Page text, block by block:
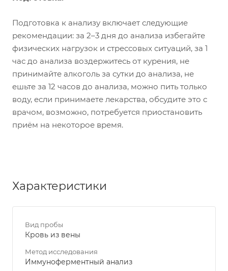
Подготовка к анализу включает следующие
рекомендации: за 2–3 дня до анализа избегайте
физических нагрузок и стрессовых ситуаций, за 1
час до анализа воздержитесь от курения, не
принимайте алкоголь за сутки до анализа, не
ешьте за 12 часов до анализа, можно пить только
воду, если принимаете лекарства, обсудите это с
врачом, возможно, потребуется приостановить
приём на некоторое время.
Характеристики
Вид пробы
Кровь из вены
Метод исследования
Иммуноферментный анализ